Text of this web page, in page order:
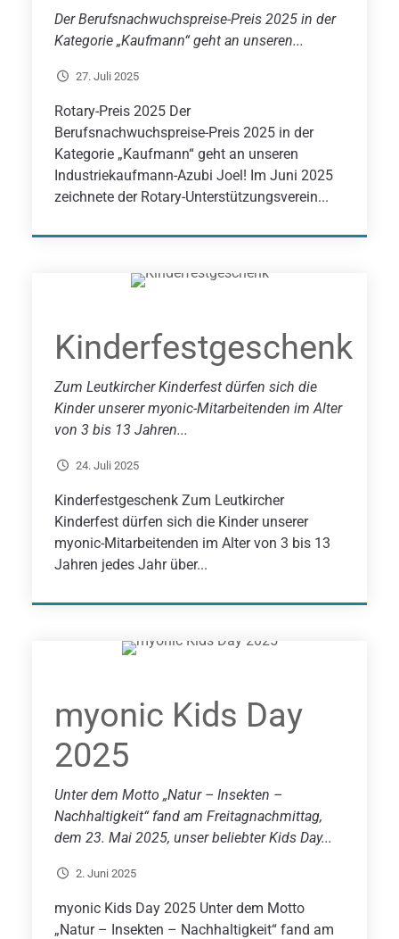
Der Berufsnachwuchspreise-Preis 2025 in der
Kategorie „Kaufmann“ geht an unseren...
27. Juli 2025
Rotary-Preis 2025 Der
Berufsnachwuchspreise-Preis 2025 in der
Kategorie „Kaufmann“ geht an unseren
Industriekaufmann-Azubi Joel! Im Juni 2025
zeichnete der Rotary-Unterstützungsverein...
Kinderfestgeschenk
​​Zum Leutkircher Kinderfest dürfen sich die
Kinder unserer myonic-Mitarbeitenden im Alter
von 3 bis 13 Jahren...
24. Juli 2025
Kinderfestgeschenk ​​Zum Leutkircher
Kinderfest dürfen sich die Kinder unserer
myonic-Mitarbeitenden im Alter von 3 bis 13
Jahren jedes Jahr über...
myonic Kids Day
2025
Unter dem Motto „Natur – Insekten –
Nachhaltigkeit“ fand am Freitagnachmittag,
dem 23. Mai 2025, unser beliebter Kids Day...
2. Juni 2025
myonic Kids Day 2025 Unter dem Motto
„Natur – Insekten – Nachhaltigkeit“ fand am